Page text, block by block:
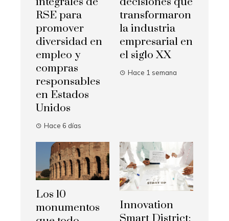
RSE para
promover
diversidad en
empleo y
compras
responsables
en Estados
Unidos
Hace 6 días
transformaron
la industria
empresarial en
el siglo XX
Hace 1 semana
Los 10
monumentos
Innovation